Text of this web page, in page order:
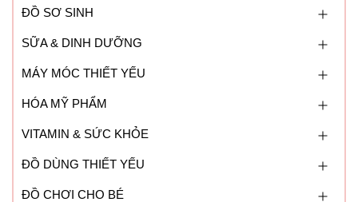
ĐỒ SƠ SINH
SỮA & DINH DƯỠNG
MÁY MÓC THIẾT YẾU
HÓA MỸ PHẨM
VITAMIN & SỨC KHỎE
ĐỒ DÙNG THIẾT YẾU
ĐỒ CHƠI CHO BÉ